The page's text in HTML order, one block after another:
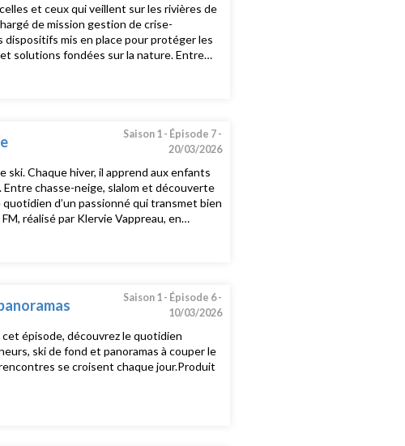
et ceux qui veillent sur les rivières de
de mission gestion de crise-
mis en place pour protéger les
solutions fondées sur la nature. Entre
Saison 1 - Épisode 7 -
20/03/2026
Chaque hiver, il apprend aux enfants
chasse-neige, slalom et découverte
d’un passionné qui transmet bien
réalisé par Klervie Vappreau, en
Saison 1 - Épisode 6 -
10/03/2026
épisode, découvrez le quotidien
ski de fond et panoramas à couper le
se croisent chaque jour.Produit